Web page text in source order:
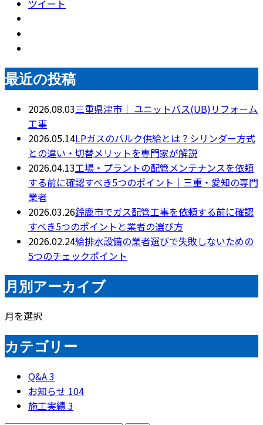
ツイート
最近の投稿
2026.08.03三重県津市｜ ユニットバス(UB)リフォーム
工事
2026.05.14LPガスのバルク供給とは？シリンダー方式
との違い・切替メリットを専門家が解説
2026.04.13工場・プラントの配管メンテナンスを依頼
する前に確認すべき5つのポイント｜三重・愛知の専門
業者
2026.03.26鈴鹿市でガス配管工事を依頼する前に確認
すべき5つのポイントと業者の選び方
2026.02.24給排水設備の業者選びで失敗しないための
5つのチェックポイント
月別アーカイブ
月を選択
カテゴリー
Q&A3
お知らせ 104
施工実績3